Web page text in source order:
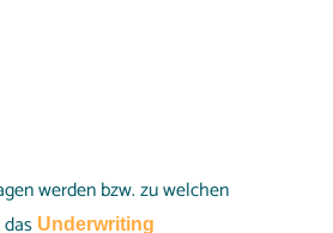
werden bzw. zu welchen
Underwriting